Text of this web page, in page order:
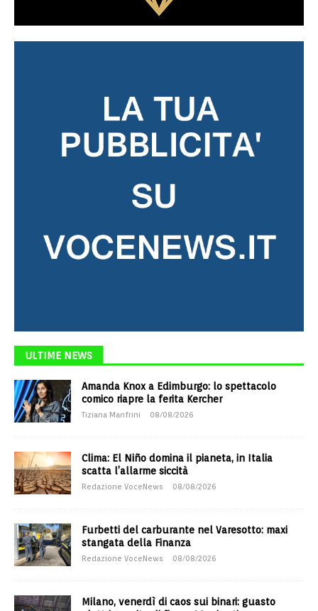
ULTIME NEWS
Amanda Knox a Edimburgo: lo spettacolo
comico riapre la ferita Kercher
Tiziana Manfrini 08/08/2026
Clima: El Niño domina il pianeta, in Italia
scatta l’allarme siccità
Redazione VoceNews 08/08/2026
Furbetti del carburante nel Varesotto: maxi
stangata della Finanza
Redazione VoceNews 08/08/2026
Milano, venerdì di caos sui binari: guasto